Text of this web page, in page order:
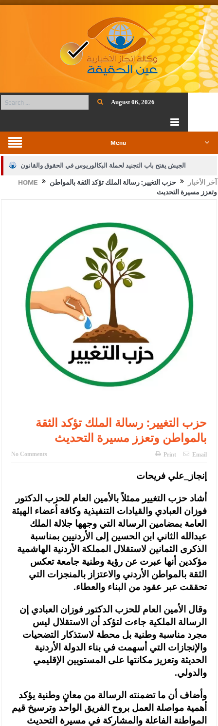
August 06, 2026
Menu
الجيش يفتح باب التجنيد لحملة البكالوريوس في الحقوق والقانون
بيان اجتماع عمّان:دعم الوصاية الهاشمية التاريخية على المقدسات
النواب يقر مشروع تعديل قانون الملكية العقارية
القاضي يلتقي رؤساء تحرير الصحف اليومية ويؤكد حرص مجلس النواب
على شراكة فاعلة مع الإعلام
دعوة المكلفين بخدمة العلم (الدفعة الثالثة) إلى مراجعة منصة خدمة
العلم
الملك يلتقي مجموعة من رفاق السلاح
الملك يتلقى اتصالا هاتفيا من العاهل البحريني
القاضي محمود أحمد فريحات.. مبارك ومزيدا من التوفيق
عارف بيك فريحات.. مبارك وبكم تزهو المناصب
HOME آخر الأخبار
حزب التغيير: رسالة الملك تؤكد الثقة بالمواطن
وتعزز مسيرة التحديث
حزب التغيير: رسالة الملك تؤكد الثقة
بالمواطن وتعزز مسيرة التحديث
No Comments Print Email
إنجاز_علي فريحات
أشاد حزب التغيير ممثلاً بالأمين العام للحزب الدكتور
فوزان العبادي والقيادات التنفيذية وكافة أعضاء الهيئة
العامة بمضامين الرسالة التي وجهها جلالة الملك
عبدالله الثاني ابن الحسين إلى الأردنيين بمناسبة
الذكرى الثمانين لاستقلال المملكة الأردنية الهاشمية
مؤكدين أنها عبرت عن رؤية وطنية جامعة تعكس
الثقة بالمواطن الأردني والاعتزاز بالمنجزات التي
تحققت عبر عقود من البناء والعطاء.
وقال الأمين العام للحزب الدكتور فوزان العبادي إن
الرسالة الملكية جاءت لتؤكد أن الاستقلال ليس
مجرد مناسبة وطنية بل محطة لاستذكار التضحيات
والإنجازات التي أسهمت في بناء الدولة الأردنية
الحديثة وتعزيز مكانتها على المستويين الإقليمي
والدولي.
وأضاف أن ما تضمنته الرسالة من معانٍ وطنية يؤكد
أهمية مواصلة العمل بروح الفريق الواحد وترسيخ قيم
المواطنة الفاعلة والمشاركة في مسيرة التحديث